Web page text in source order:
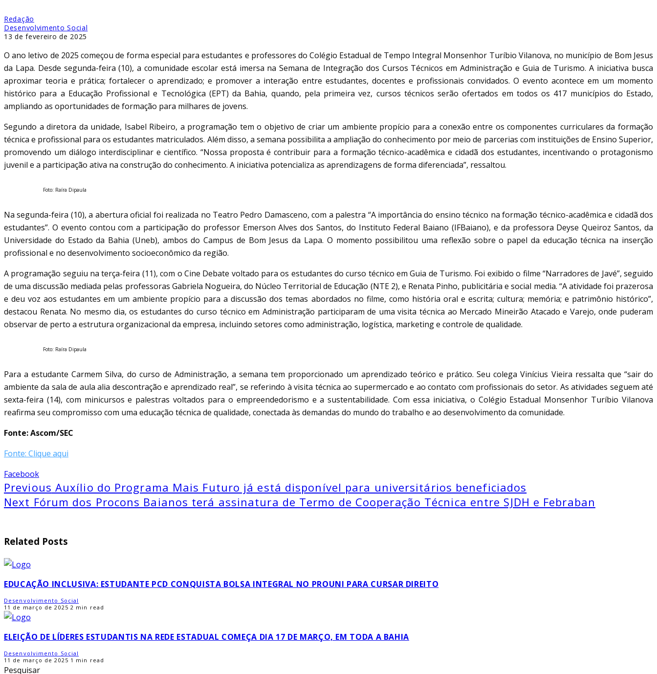
Redação
Desenvolvimento Social
13 de fevereiro de 2025
O ano letivo de 2025 começou de forma especial para estudantes e professores do Colégio Estadual de Tempo Integral Monsenhor Turíbio Vilanova, no município de Bom Jesus
da Lapa. Desde segunda-feira (10), a comunidade escolar está imersa na Semana de Integração dos Cursos Técnicos em Administração e Guia de Turismo. A iniciativa busca
aproximar teoria e prática; fortalecer o aprendizado; e promover a interação entre estudantes, docentes e profissionais convidados. O evento acontece em um momento
histórico para a Educação Profissional e Tecnológica (EPT) da Bahia, quando, pela primeira vez, cursos técnicos serão ofertados em todos os 417 municípios do Estado,
ampliando as oportunidades de formação para milhares de jovens.
Segundo a diretora da unidade, Isabel Ribeiro, a programação tem o objetivo de criar um ambiente propício para a conexão entre os componentes curriculares da formação
técnica e profissional para os estudantes matriculados. Além disso, a semana possibilita a ampliação do conhecimento por meio de parcerias com instituições de Ensino Superior,
promovendo um diálogo interdisciplinar e científico. “Nossa proposta é contribuir para a formação técnico-acadêmica e cidadã dos estudantes, incentivando o protagonismo
juvenil e a participação ativa na construção do conhecimento. A iniciativa potencializa as aprendizagens de forma diferenciada”, ressaltou.
Foto: Raíra Dipaula
Na segunda-feira (10), a abertura oficial foi realizada no Teatro Pedro Damasceno, com a palestra “A importância do ensino técnico na formação técnico-acadêmica e cidadã dos
estudantes”. O evento contou com a participação do professor Emerson Alves dos Santos, do Instituto Federal Baiano (IFBaiano), e da professora Deyse Queiroz Santos, da
Universidade do Estado da Bahia (Uneb), ambos do Campus de Bom Jesus da Lapa. O momento possibilitou uma reflexão sobre o papel da educação técnica na inserção
profissional e no desenvolvimento socioeconômico da região.
A programação seguiu na terça-feira (11), com o Cine Debate voltado para os estudantes do curso técnico em Guia de Turismo. Foi exibido o filme “Narradores de Javé”, seguido
de uma discussão mediada pelas professoras Gabriela Nogueira, do Núcleo Territorial de Educação (NTE 2), e Renata Pinho, publicitária e social media. “A atividade foi prazerosa
e deu voz aos estudantes em um ambiente propício para a discussão dos temas abordados no filme, como história oral e escrita; cultura; memória; e patrimônio histórico”,
destacou Renata. No mesmo dia, os estudantes do curso técnico em Administração participaram de uma visita técnica ao Mercado Mineirão Atacado e Varejo, onde puderam
observar de perto a estrutura organizacional da empresa, incluindo setores como administração, logística, marketing e controle de qualidade.
Foto: Raíra Dipaula
Para a estudante Carmem Silva, do curso de Administração, a semana tem proporcionado um aprendizado teórico e prático. Seu colega Vinícius Vieira ressalta que “sair do
ambiente da sala de aula alia descontração e aprendizado real”, se referindo à visita técnica ao supermercado e ao contato com profissionais do setor. As atividades seguem até
sexta-feira (14), com minicursos e palestras voltados para o empreendedorismo e a sustentabilidade. Com essa iniciativa, o Colégio Estadual Monsenhor Turíbio Vilanova
reafirma seu compromisso com uma educação técnica de qualidade, conectada às demandas do mundo do trabalho e ao desenvolvimento da comunidade.
Fonte: Ascom/SEC
Fonte: Clique aqui
Facebook
Previous Auxílio do Programa Mais Futuro já está disponível para universitários beneficiados
Next Fórum dos Procons Baianos terá assinatura de Termo de Cooperação Técnica entre SJDH e Febraban
Related Posts
EDUCAÇÃO INCLUSIVA: ESTUDANTE PCD CONQUISTA BOLSA INTEGRAL NO PROUNI PARA CURSAR DIREITO
Desenvolvimento Social
11 de março de 2025 2 min read
ELEIÇÃO DE LÍDERES ESTUDANTIS NA REDE ESTADUAL COMEÇA DIA 17 DE MARÇO, EM TODA A BAHIA
Desenvolvimento Social
11 de março de 2025 1 min read
Pesquisar